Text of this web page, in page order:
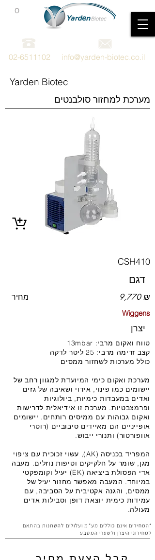
02-6511102 info@yarden-biotec.co.il
0
Yarden Biotec
מערכת למחזור סולבנטים
CSH410
דגם
מחיר 9,770 ₪
Wiggens
יצרן
טווח ואקום מרבי: 13mbar
קצב זרימה מרבי: 25 ליטר לדקה
כולל מערכות לשחזור ממסים
מערכת ואקום כימי המיועדת למגוון רחב של
יישומים כמו פינוי, אידוי ושאיבה של גזים
ואדים במעבדות כימיות, ביולוגיות
ופרמצבטיות. מערכת זו אידיאלית לדרישות
ואקום גבוהות עם ממיסים רותחים. יישומים
אופייניים הם מאיידים סיבוביים (רוטרי
אוופורטור) ותנורי ייבוש.
המפריד בכניסה (AK), עשוי זכוכית עם ציפוי
מגן, שומר על חלקיקים וטיפות נוזלים. מעבה
אדי הפסולת ביציאה (EK) יעיל וקומפקטי
במיוחד. המעבה מאפשר מחזור יעיל של
ממסים, והגנה אקטיבית על הסביבה, עם
עמידות כימית יוצאת דופן וסבילות אדים
מעולה.
*המחירים אינם כוללים מע"מ ועלולים להשתנות בהתאם
למחירוני היצרן ולשערי המטבע